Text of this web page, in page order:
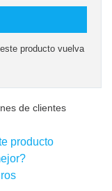
producto vuelva
de clientes
producto